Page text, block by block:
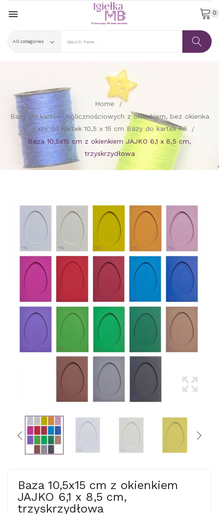
 0
Home
Bazy do kartek okolicznościowych z okienkiem, bez okienka
Bazy do kartek 10,5 x 15 cm Bazy do kartek A6
Baza 10,5x15 cm z okienkiem JAJKO 6,1 x 8,5 cm,
trzyskrzydłowa
Baza 10,5x15 cm z okienkiem
JAJKO 6,1 x 8,5 cm,
trzyskrzydłowa